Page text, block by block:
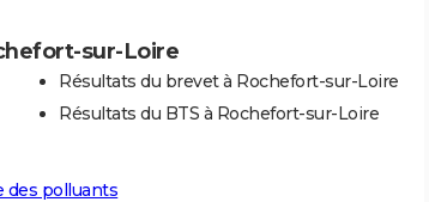
sur-Loire
Résultats du brevet à Rochefort-sur-Loire
Résultats du BTS à Rochefort-sur-Loire
des polluants